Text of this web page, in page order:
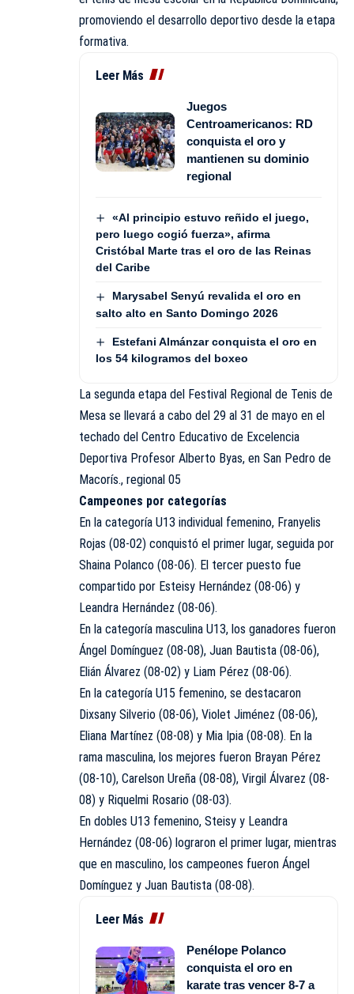
promoviendo el desarrollo deportivo desde la etapa
formativa.
Leer Más
Juegos
Centroamericanos: RD
conquista el oro y
mantienen su dominio
regional
«Al principio estuvo reñido el juego,
pero luego cogió fuerza», afirma
Cristóbal Marte tras el oro de las Reinas
del Caribe
Marysabel Senyú revalida el oro en
salto alto en Santo Domingo 2026
Estefani Almánzar conquista el oro en
los 54 kilogramos del boxeo
La segunda etapa del Festival Regional de Tenis de
Mesa se llevará a cabo del 29 al 31 de mayo en el
techado del Centro Educativo de Excelencia
Deportiva Profesor Alberto Byas, en San Pedro de
Macorís., regional 05
Campeones por categorías
En la categoría U13 individual femenino, Franyelis
Rojas (08-02) conquistó el primer lugar, seguida por
Shaina Polanco (08-06). El tercer puesto fue
compartido por Esteisy Hernández (08-06) y
Leandra Hernández (08-06).
En la categoría masculina U13, los ganadores fueron
Ángel Domínguez (08-08), Juan Bautista (08-06),
Elián Álvarez (08-02) y Liam Pérez (08-06).
En la categoría U15 femenino, se destacaron
Dixsany Silverio (08-06), Violet Jiménez (08-06),
Eliana Martínez (08-08) y Mia Ipia (08-08). En la
rama masculina, los mejores fueron Brayan Pérez
(08-10), Carelson Ureña (08-08), Virgil Álvarez (08-
08) y Riquelmi Rosario (08-03).
En dobles U13 femenino, Steisy y Leandra
Hernández (08-06) lograron el primer lugar, mientras
que en masculino, los campeones fueron Ángel
Domínguez y Juan Bautista (08-08).
Leer Más
Penélope Polanco
conquista el oro en
karate tras vencer 8-7 a